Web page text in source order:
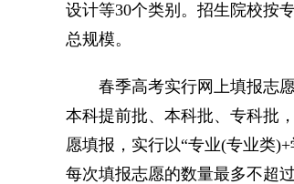
设计等30个类别。招生院校按
总规模。
春季高考实行网上填报志愿
本科提前批、本科批、专科批
愿填报，实行以“专业(专业类
每次填报志愿的数量最多不超